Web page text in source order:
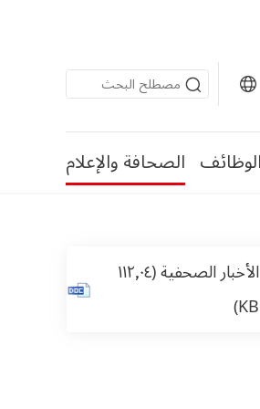
الوظائف الصحافة والإعلام
الأخبار الصحفية(١١٢٫٠٤
KB)